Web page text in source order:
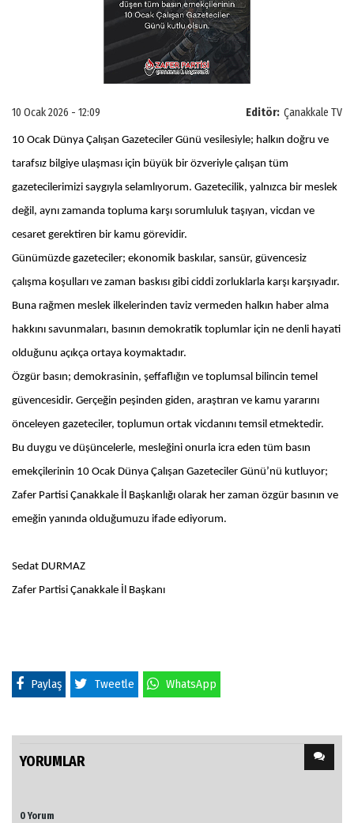
Editör: Çanakkale TV
10 Ocak 2026 - 12:09
10 Ocak Dünya Çalışan Gazeteciler Günü vesilesiyle; halkın doğru ve
tarafsız bilgiye ulaşması için büyük bir özveriyle çalışan tüm
gazetecilerimizi saygıyla selamlıyorum. Gazetecilik, yalnızca bir meslek
değil, aynı zamanda topluma karşı sorumluluk taşıyan, vicdan ve
cesaret gerektiren bir kamu görevidir.
Günümüzde gazeteciler; ekonomik baskılar, sansür, güvencesiz
çalışma koşulları ve zaman baskısı gibi ciddi zorluklarla karşı karşıyadır.
Buna rağmen meslek ilkelerinden taviz vermeden halkın haber alma
hakkını savunmaları, basının demokratik toplumlar için ne denli hayati
olduğunu açıkça ortaya koymaktadır.
Özgür basın; demokrasinin, şeffaflığın ve toplumsal bilincin temel
güvencesidir. Gerçeğin peşinden giden, araştıran ve kamu yararını
önceleyen gazeteciler, toplumun ortak vicdanını temsil etmektedir.
Bu duygu ve düşüncelerle, mesleğini onurla icra eden tüm basın
emekçilerinin 10 Ocak Dünya Çalışan Gazeteciler Günü’nü kutluyor;
Zafer Partisi Çanakkale İl Başkanlığı olarak her zaman özgür basının ve
emeğin yanında olduğumuzu ifade ediyorum.
Sedat DURMAZ
Zafer Partisi Çanakkale İl Başkanı
Paylaş Tweetle WhatsApp
YORUMLAR
0 Yorum